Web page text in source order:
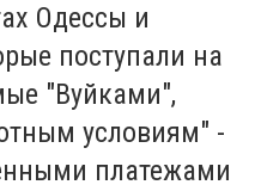
Одессы и
поступали на
"Вуйками",
условиям" -
платежами